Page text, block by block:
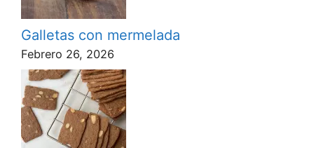
Galletas con mermelada
Febrero 26, 2026